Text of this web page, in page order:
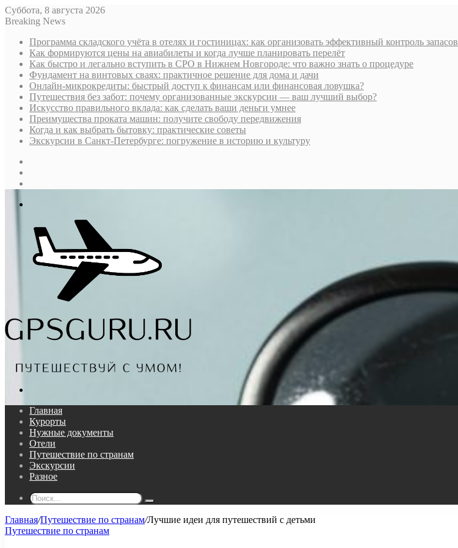
Суббота, 8 августа 2026
Breaking News
Программа складского учёта в отелях и гостиницах: как организовать эффективный контроль запасов
Как формируются цены на авиабилеты и когда лучше планировать перелёт
Как быстро и легально вступить в СРО в Нижнем Новгороде: что важно знать о процедуре
Фундамент на винтовых сваях: практичное решение для дома и дачи
Онлайн-микрокредиты: быстрый доступ к финансам или финансовая ловушка?
Путешествия без забот: почему организованные экскурсии — ваш лучший выбор?
Искусство правильного вклада: как сделать ваши деньги умнее
Преимущества проката машин: получите свободу передвижения
Когда и как выбрать бытовку: практические советы
Экскурсии в Санкт-Петербурге: погружение в историю и культуру
Главная
Курорты
Нужные документы
Отели
Путешествие по странам
Экскурсии
Разное
Поиск...
Главная/Путешествие по странам/Лучшие идеи для путешествий с детьми
Путешествие по странам